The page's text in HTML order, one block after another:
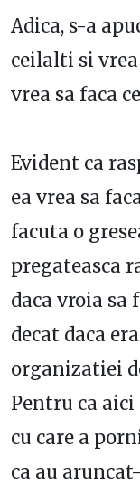
Adica, s-a
ceilalti si vrea
vrea sa faca
Evident ca
ea vrea sa
facuta o
pregateasca
daca vroia sa
decat daca
organizatiei
Pentru ca
cu care a
ca au